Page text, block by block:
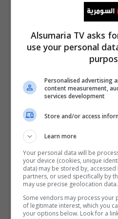
ليومين
Alsumaria TV asks
use your personal
Personalised advertising
content measurement,
services development
Store and/or access
Learn more
Your personal data will be
your device (cookies, unique
data) may be stored by,
partners, or used specifically by
may use precise geolocation data.
Some vendors may process your
of legitimate interest, which you
your options below. Look for a